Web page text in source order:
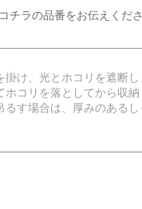
チラの品番をお伝えくだ
掛け、光とホコリを遮断し
ホコリを落としてから収納
るす場合は、厚みのある